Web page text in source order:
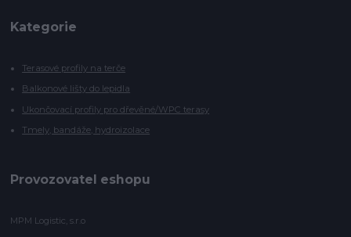
Kategorie
Terasové profily na terče
Balkonové lišty do lepidla
Ukončovací profily pro dřevěné/WPC terasy
Tmely, bandáže, hydroizolace
Provozovatel eshopu
MPM Logistic, s.r.o